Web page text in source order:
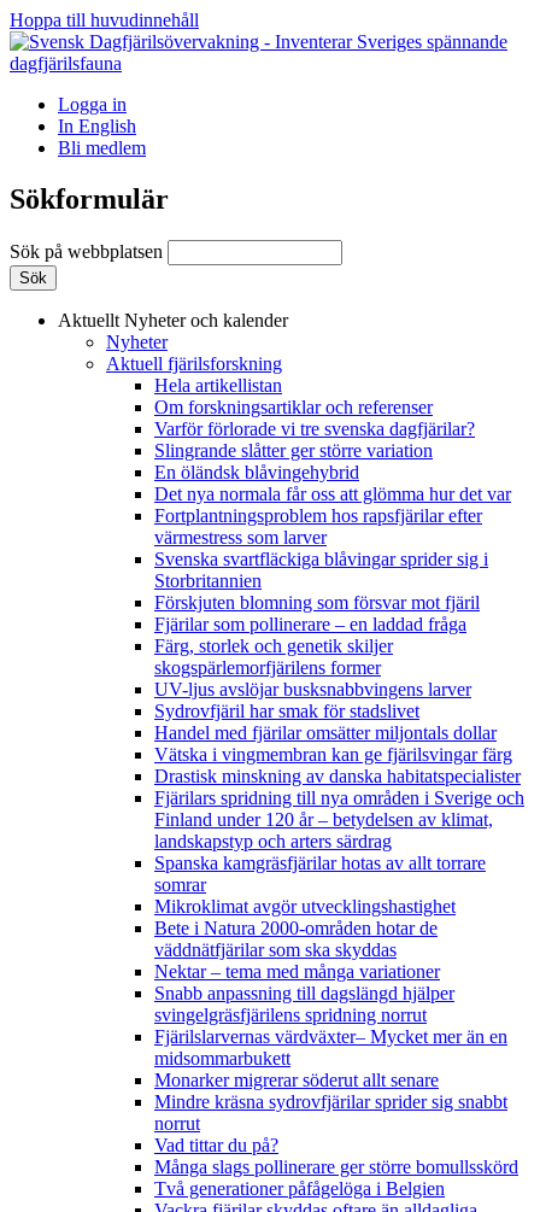
Hoppa till huvudinnehåll
Logga in
In English
Bli medlem
Sökformulär
Sök på webbplatsen
Aktuellt Nyheter och kalender
Nyheter
Aktuell fjärilsforskning
Hela artikellistan
Om forskningsartiklar och referenser
Varför förlorade vi tre svenska dagfjärilar?
Slingrande slåtter ger större variation
En öländsk blåvingehybrid
Det nya normala får oss att glömma hur det var
Fortplantningsproblem hos rapsfjärilar efter
värmestress som larver
Svenska svartfläckiga blåvingar sprider sig i
Storbritannien
Förskjuten blomning som försvar mot fjäril
Fjärilar som pollinerare – en laddad fråga
Färg, storlek och genetik skiljer
skogspärlemorfjärilens former
UV-ljus avslöjar busksnabbvingens larver
Sydrovfjäril har smak för stadslivet
Handel med fjärilar omsätter miljontals dollar
Vätska i vingmembran kan ge fjärilsvingar färg
Drastisk minskning av danska habitatspecialister
Fjärilars spridning till nya områden i Sverige och
Finland under 120 år– betydelsen av klimat,
landskapstyp och arters särdrag
Spanska kamgräsfjärilar hotas av allt torrare
somrar
Mikroklimat avgör utvecklingshastighet
Bete i Natura 2000-områden hotar de
väddnätfjärilar som ska skyddas
Nektar – tema med många variationer
Snabb anpassning till dagslängd hjälper
svingelgräsfjärilens spridning norrut
Fjärilslarvernas värdväxter– Mycket mer än en
midsommarbukett
Monarker migrerar söderut allt senare
Mindre kräsna sydrovfjärilar sprider sig snabbt
norrut
Vad tittar du på?
Många slags pollinerare ger större bomullsskörd
Två generationer påfågelöga i Belgien